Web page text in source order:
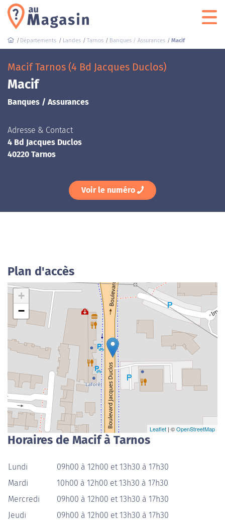
Départements Landes Tarnos Banques / Assurances Macif
Macif Tarnos (4 Bd Jacques Duclos)
Macif
Banques / Assurances
Adresse & Contact
4 Bd Jacques Duclos
40220 Tarnos
Voir le numéro
Plan d'accès
+
−
Leaflet | ©OpenStreetMap
Horaires de Macif à Tarnos
Lundi
09h00 à 12h00 et 13h30 à 17h30
Mardi
10h00 à 12h00 et 13h30 à 17h30
Mercredi
09h00 à 12h00 et 13h30 à 17h30
Jeudi
09h00 à 12h00 et 13h30 à 17h30